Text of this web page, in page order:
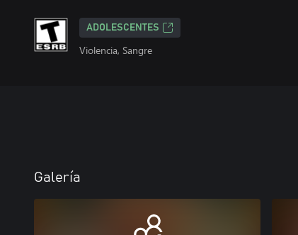
ADOLESCENTES
Violencia, Sangre
Galería